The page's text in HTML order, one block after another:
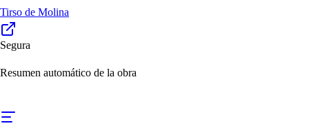
Tirso de Molina
Segura
Resumen automático de la obra